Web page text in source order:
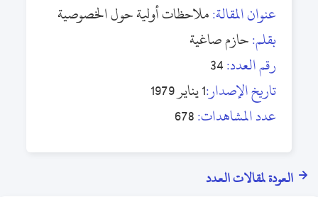
عنوان المقالة:ملاحظات أولية حول الخصوصية
بقلم:حازم صاغية
رقم العدد:34
تاريخ الإصدار:1 يناير 1979
عدد المشاهدات:678
العودة لمقالات العدد